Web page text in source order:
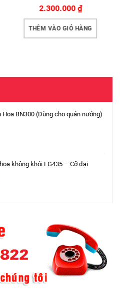
2.300.000₫
THÊM VÀO GIỎ HÀNG
Hoa BN300 (Dùng cho quán nướng)
không khói LG435 – Cỡ đại